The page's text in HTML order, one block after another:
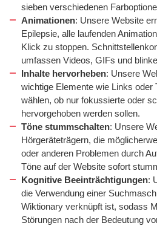
sieben verschiedenen
Animationen: Unsere Website
Epilepsie, alle laufenden
Klick zu stoppen.
umfassen Videos, GIFs und
Inhalte hervorheben: Unsere
wichtige Elemente wie Links oder
wählen, ob nur fokussierte oder
hervorgehoben werden sollen.
Töne stummschalten: Unsere
Hörgeräteträgern, die
oder anderen Problemen durch
Töne auf der Website sofort
Kognitive Beeinträchtigungen:
die Verwendung einer
Wiktionary verknüpft ist, sodass
Störungen nach der Bedeutung